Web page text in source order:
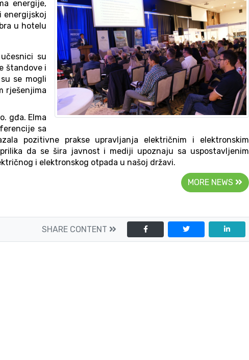
energije,
energijskoj
u hotelu
su
štandove i
se mogli
rješenjima
gđa. Elma
sa
pozitivne prakse upravljanja električnim i elektronskim
da se šira javnost i mediji upoznaju sa uspostavljenim
i elektronskog otpada u našoj državi.
MORE NEWS
SHARE CONTENT